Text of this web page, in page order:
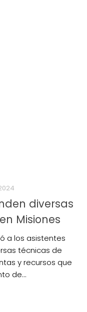
diversas
Misiones
a los asistentes
técnicas de
y recursos que
de...